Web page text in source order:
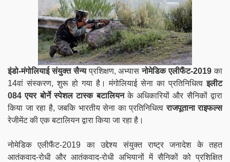
इंडो-मंगोलियाई संयुक्त सैन्यप्रशिक्षण, अभ्यासनोमेडिक एलीफैंट-2019 का
14वां संस्करण, शुरू हो गया है। मंगोलियाई सेना का प्रतिनिधित्वइलीट
084 एयर बोर्ने स्पेशल टास्क बटालियनके अधिकारियों और सैनिकों द्वारा
किया जा रहा है, जबकि भारतीय सेना का प्रतिनिधित्वराजपूताना राइफल्स
रेजीमेंट की एक बटालियन द्वारा किया जा रहा है।
नोमेडिक एलीफैंट-2019 का उद्देश्य संयुक्त राष्ट्र जनादेश के तहत
आतंकवाद-रोधी और आतंकवाद-रोधी अभियानों में सैनिकों को प्रशिक्षित